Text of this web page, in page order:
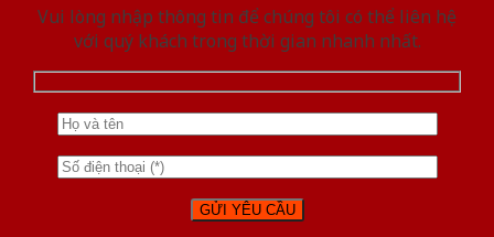
Vui lòng nhập thông tin để chúng tôi có thể liên hệ
với quý khách trong thời gian nhanh nhất.